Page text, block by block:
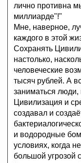
лично противна
миллиарде"!"
Мне, наверное,
каждого в этой
Сохранять
настолько,
человеческие
тысяч рублей. А
заниматься
Цивилизация и
создавал и
и водородные
условиях, когда
большой угрозой